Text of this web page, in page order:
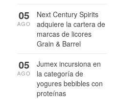
Next Century Spirits
adquiere la cartera de
marcas de licores
Grain & Barrel
05
AGO
Jumex incursiona en
la categoría de
yogures bebibles con
proteínas
05
AGO